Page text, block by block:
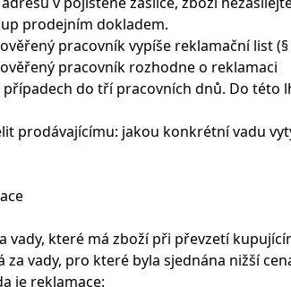
prodejním dokladem.
pracovník vypíše reklamační list (§
pracovník rozhodne o reklamaci
do tří pracovních dnů. Do této
prodávajícímu: jakou konkrétní vadu
vady, které má zboží při převzetí
vady, pro které byla sjednána nižší
je reklamace: